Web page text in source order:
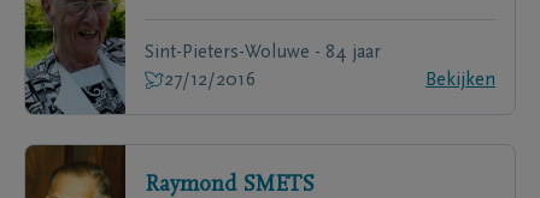
Sint-Pieters-Woluwe - 84 jaar
27/12/2016
Bekijken
Raymond SMETS